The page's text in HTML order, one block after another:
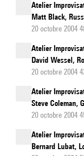
Atelier
Matt Black,
20 octobre 2004
Atelier
David Wessel,
20 octobre 2004
Atelier
Steve Coleman,
20 octobre 2004
Atelier
Bernard Lubat,